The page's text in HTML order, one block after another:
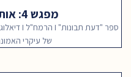
מפגש 4: אותיות ל”ה עד ל”ו
של עיקרי